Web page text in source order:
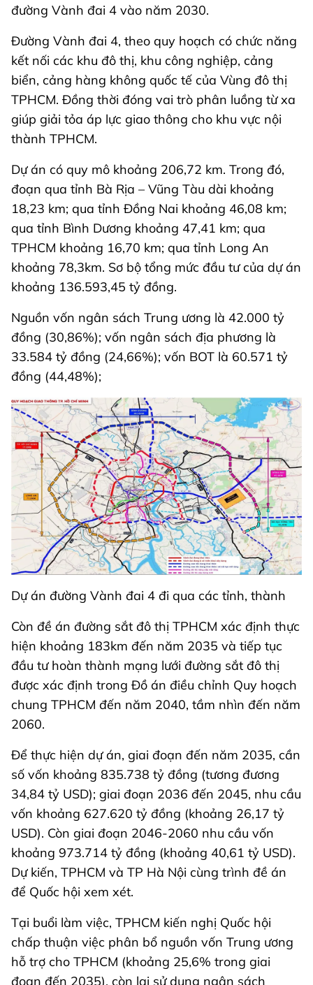
đường Vành đai 4 vào năm 2030.
Đường Vành đai 4, theo quy hoạch có chức năng
kết nối các khu đô thị, khu công nghiệp, cảng
biển, cảng hàng không quốc tế của Vùng đô thị
TPHCM. Đồng thời đóng vai trò phân luồng từ xa
giúp giải tỏa áp lực giao thông cho khu vực nội
thành TPHCM.
Dự án có quy mô khoảng 206,72 km. Trong đó,
đoạn qua tỉnh Bà Rịa – Vũng Tàu dài khoảng
18,23 km; qua tỉnh Đồng Nai khoảng 46,08 km;
qua tỉnh Bình Dương khoảng 47,41 km; qua
TPHCM khoảng 16,70 km; qua tỉnh Long An
khoảng 78,3km. Sơ bộ tổng mức đầu tư của dự án
khoảng 136.593,45 tỷ đồng.
Nguồn vốn ngân sách Trung ương là 42.000 tỷ
đồng (30,86%); vốn ngân sách địa phương là
33.584 tỷ đồng (24,66%); vốn BOT là 60.571 tỷ
đồng (44,48%);
Dự án đường Vành đai 4 đi qua các tỉnh, thành
Còn đề án đường sắt đô thị TPHCM xác định thực
hiện khoảng 183km đến năm 2035 và tiếp tục
đầu tư hoàn thành mạng lưới đường sắt đô thị
được xác định trong Đồ án điều chỉnh Quy hoạch
chung TPHCM đến năm 2040, tầm nhìn đến năm
2060.
Để thực hiện dự án, giai đoạn đến năm 2035, cần
số vốn khoảng 835.738 tỷ đồng (tương đương
34,84 tỷ USD); giai đoạn 2036 đến 2045, nhu cầu
vốn khoảng 627.620 tỷ đồng (khoảng 26,17 tỷ
USD). Còn giai đoạn 2046-2060 nhu cầu vốn
khoảng 973.714 tỷ đồng (khoảng 40,61 tỷ USD).
Dự kiến, TPHCM và TP Hà Nội cùng trình đề án
để Quốc hội xem xét.
Tại buổi làm việc, TPHCM kiến nghị Quốc hội
chấp thuận việc phân bổ nguồn vốn Trung ương
hỗ trợ cho TPHCM (khoảng 25,6% trong giai
đoạn đến 2035), còn lại sử dụng ngân sách